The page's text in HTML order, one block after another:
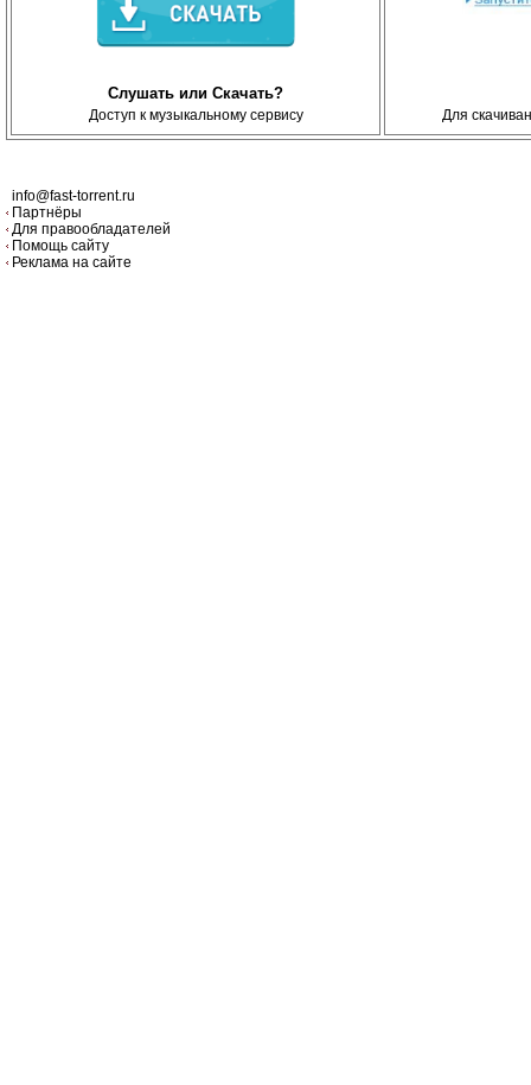
Слушать или Скачать?
Доступ к музыкальному сервису Для
info@fast-torrent.ru
Партнёры
Для правообладателей
Помощь сайту
Реклама на сайте